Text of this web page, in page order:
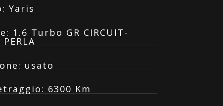
: Yaris
: 1.6 Turbo GR CIRCUIT-
: usato
: 6300 Km